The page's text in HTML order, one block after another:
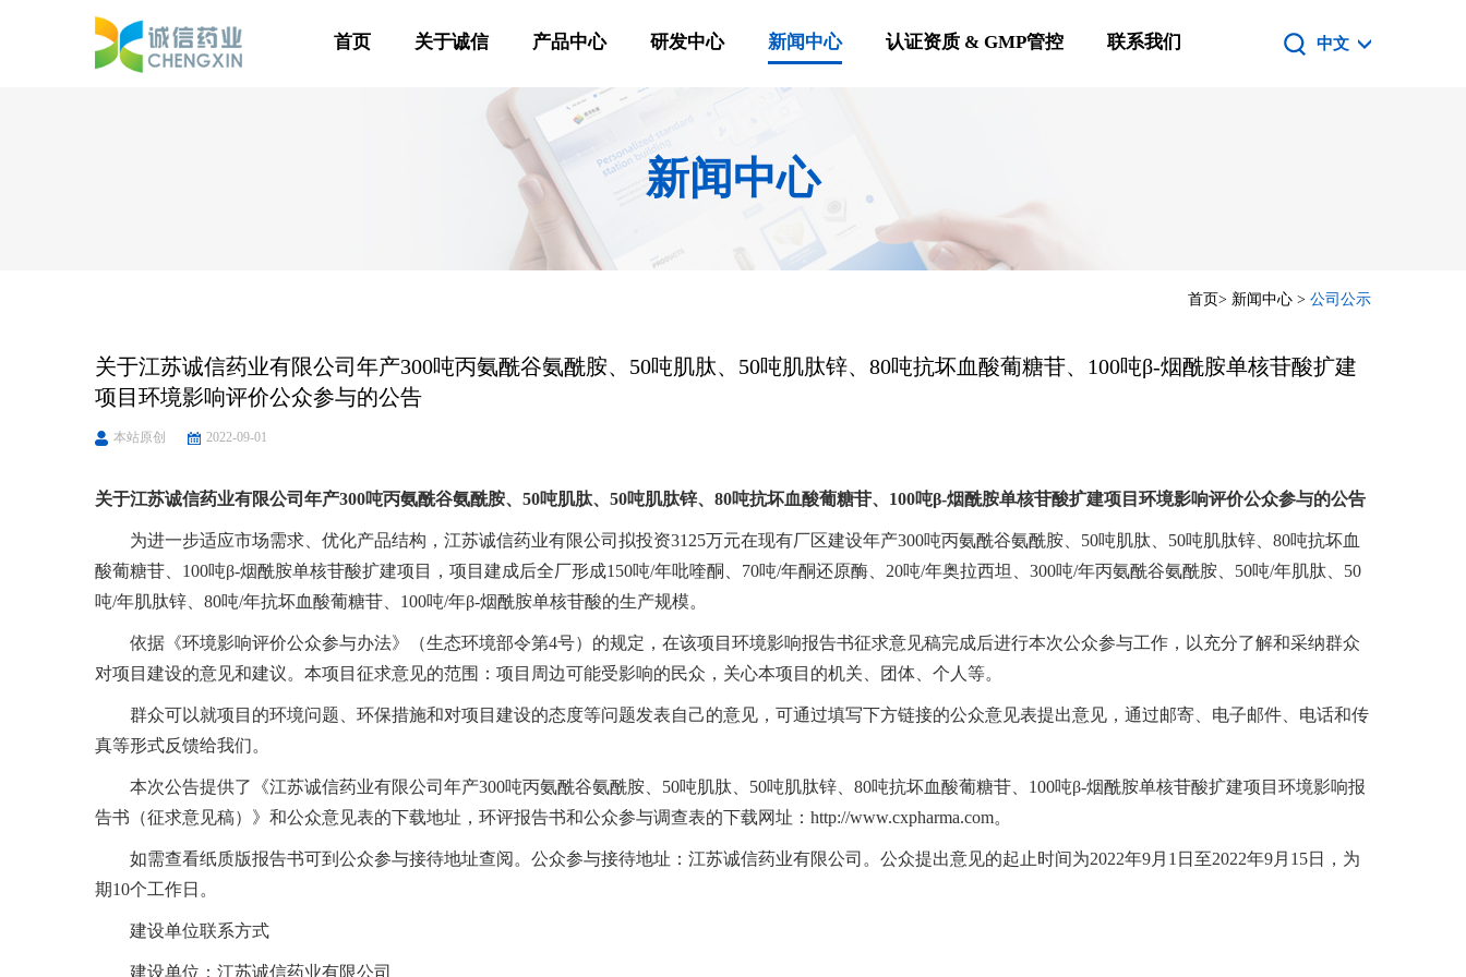
首页 关于诚信 产品中心 研发中心 新闻中心 认证资质 & GMP管控 联系我们 中文
新闻中心
首页> 新闻中心 > 公司公示
关于江苏诚信药业有限公司年产300吨丙氨酰谷氨酰胺、50吨肌肽、50吨肌肽锌、80吨抗坏血酸葡糖苷、100吨β-烟酰胺单核苷酸扩建
项目环境影响评价公众参与的公告
本站原创 2022-09-01
关于江苏诚信药业有限公司年产300吨丙氨酰谷氨酰胺、50吨肌肽、50吨肌肽锌、80吨抗坏血酸葡糖苷、100吨β-烟酰胺单核苷酸扩建项目环境影响评价公众参与的公告
为进一步适应市场需求、优化产品结构，江苏诚信药业有限公司拟投资3125万元在现有厂区建设年产300吨丙氨酰谷氨酰胺、50吨肌肽、50吨肌肽锌、80吨抗坏血
酸葡糖苷、100吨β-烟酰胺单核苷酸扩建项目，项目建成后全厂形成150吨/年吡喹酮、70吨/年酮还原酶、20吨/年奥拉西坦、300吨/年丙氨酰谷氨酰胺、50吨/年肌肽、50
吨/年肌肽锌、80吨/年抗坏血酸葡糖苷、100吨/年β-烟酰胺单核苷酸的生产规模。
依据《环境影响评价公众参与办法》（生态环境部令第4号）的规定，在该项目环境影响报告书征求意见稿完成后进行本次公众参与工作，以充分了解和采纳群众
对项目建设的意见和建议。本项目征求意见的范围：项目周边可能受影响的民众，关心本项目的机关、团体、个人等。
群众可以就项目的环境问题、环保措施和对项目建设的态度等问题发表自己的意见，可通过填写下方链接的公众意见表提出意见，通过邮寄、电子邮件、电话和传
真等形式反馈给我们。
本次公告提供了《江苏诚信药业有限公司年产300吨丙氨酰谷氨酰胺、50吨肌肽、50吨肌肽锌、80吨抗坏血酸葡糖苷、100吨β-烟酰胺单核苷酸扩建项目环境影响报
告书（征求意见稿）》和公众意见表的下载地址，环评报告书和公众参与调查表的下载网址：http://www.cxpharma.com。
如需查看纸质版报告书可到公众参与接待地址查阅。公众参与接待地址：江苏诚信药业有限公司。公众提出意见的起止时间为2022年9月1日至2022年9月15日，为
期10个工作日。
建设单位联系方式
建设单位：江苏诚信药业有限公司